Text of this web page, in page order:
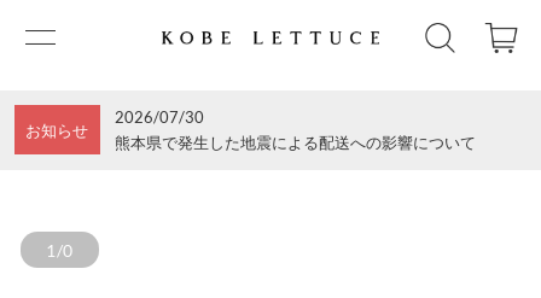
お知らせ
2026/07/30
熊本県で発生した地震による配送への影響について
1/0